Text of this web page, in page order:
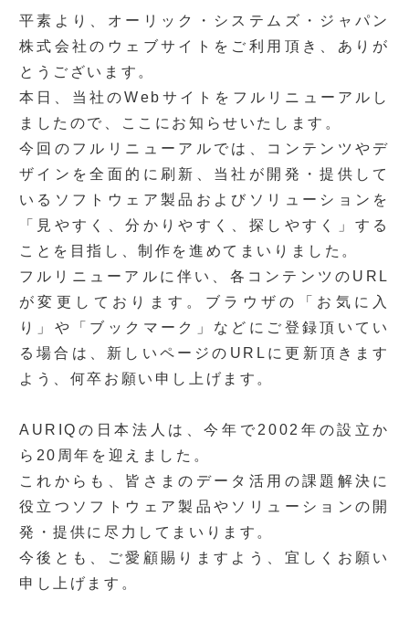
平素より、オーリック・システムズ・ジャパン
株式会社のウェブサイトをご利用頂き、ありが
とうございます。
本日、当社のWebサイトをフルリニューアルし
ましたので、ここにお知らせいたします。
今回のフルリニューアルでは、コンテンツやデ
ザインを全面的に刷新、当社が開発・提供して
いるソフトウェア 製品およびソリューションを
「見やすく、分かりやすく、探しやすく」する
ことを目指し、制作を進めてまいりました。
フルリニューアルに伴い、各コンテンツのURL
が変更しております。ブラウザの「お気に入
り」や「ブックマーク」 などにご登録頂いてい
る場合は、新しいページのURLに更新頂きます
よう、何卒お願い申し上げます。
AURIQの日本法人は、今年で2002年の設立か
ら20周年を迎えました。
これからも、皆さまのデータ活用の課題解決に
役立つソフトウェア製品やソリューションの開
発・提供に尽力してまいります。
今後とも、ご愛顧賜りますよう、宜しくお願い
申し上げます。